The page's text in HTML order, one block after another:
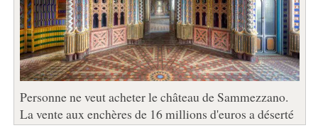
Personne ne veut acheter le château de Sammezzano.
La vente aux enchères de 16 millions d'euros a déserté